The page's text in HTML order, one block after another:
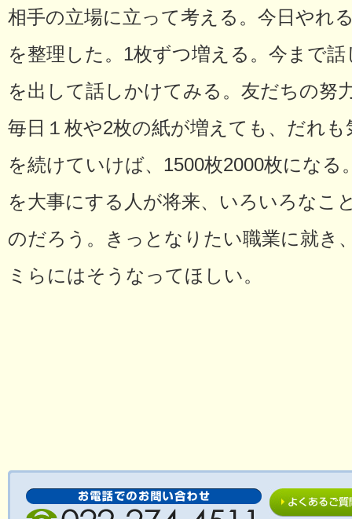
相手の立場に立って考える。今日やれ
を整理した。1枚ずつ増える。今まで
を出して話しかけてみる。友だちの努
毎日１枚や2枚の紙が増えても、だれ
を続けていけば、1500枚2000枚にな
を大事にする人が将来、いろいろなこ
のだろう。きっとなりたい職業に就き
ミらにはそうなってほしい。